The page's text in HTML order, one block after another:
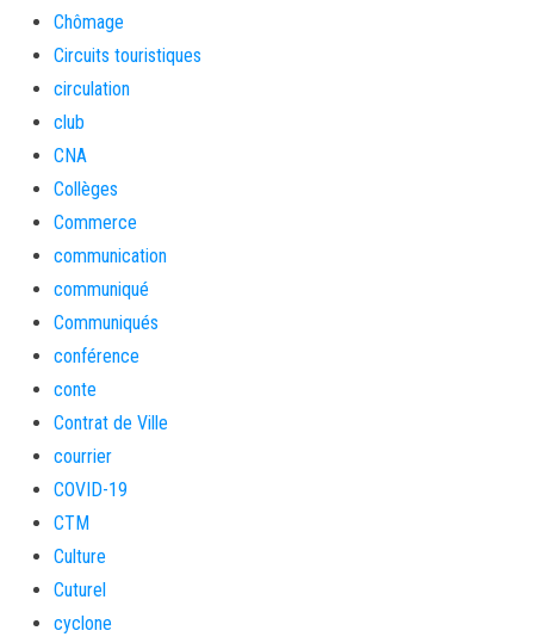
Chômage
Circuits touristiques
circulation
club
CNA
Collèges
Commerce
communication
communiqué
Communiqués
conférence
conte
Contrat de Ville
courrier
COVID-19
CTM
Culture
Cuturel
cyclone